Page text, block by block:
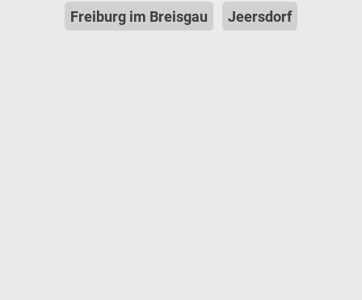
Freiburg im Breisgau Jeersdorf